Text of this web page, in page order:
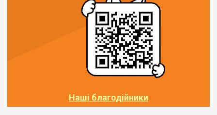
Наші благодійники